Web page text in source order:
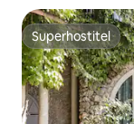
Superhostiteľ
Superhostiteľ